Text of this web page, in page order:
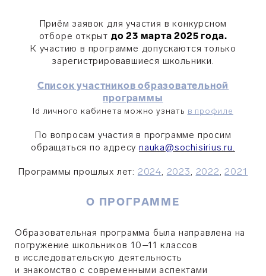
Приём заявок для участия в конкурсном
отборе открыт до 23 марта 2025 года.
К участию в программе допускаются только
зарегистрировавшиеся школьники.
Список участников образовательной
программы
Id личного кабинета можно узнать в профиле
По вопросам участия в программе просим
обращаться по адресу nauka@sochisirius.ru.
Программы прошлых лет: 2024, 2023, 2022,2021
О ПРОГРАММЕ
Образовательная программа была направлена на
погружение школьников 10–11 классов
в исследовательскую деятельность
и знакомство с современными аспектами